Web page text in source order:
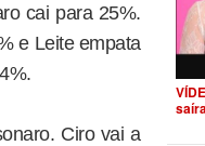
cai para 25%.
e Leite empata
Ciro vai a